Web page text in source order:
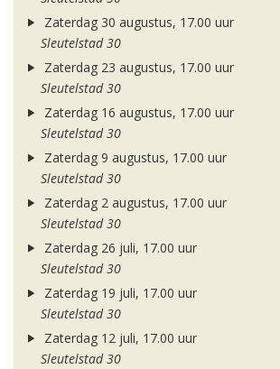
Zaterdag 30 augustus, 17.00 uur
Sleutelstad 30
Zaterdag 23 augustus, 17.00 uur
Sleutelstad 30
Zaterdag 16 augustus, 17.00 uur
Sleutelstad 30
Zaterdag 9 augustus, 17.00 uur
Sleutelstad 30
Zaterdag 2 augustus, 17.00 uur
Sleutelstad 30
Zaterdag 26 juli, 17.00 uur
Sleutelstad 30
Zaterdag 19 juli, 17.00 uur
Sleutelstad 30
Zaterdag 12 juli, 17.00 uur
Sleutelstad 30